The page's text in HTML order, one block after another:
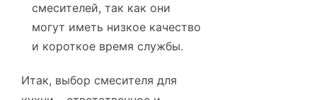
смесителей, так как они
могут иметь низкое качество
и короткое время службы.
Итак, выбор смесителя для